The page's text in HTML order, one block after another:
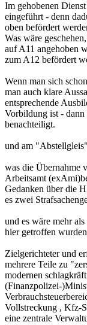
Im gehobenen
eingeführt - denn
oben befördert
Was wäre
auf A11 angehoben
zum A12 befördert
Wenn man sich
man auch klare
entsprechende
Vorbildung ist -
benachteiligt.
und am
was die Übernahme
Arbeitsamt
Gedanken über die
es zwei
und es wäre mehr
hier getroffen
Zielgerichteter und
mehrere Teile zu
modernen
(Finanzpolizei-
Vollstreckung , Kfz-
eine zentrale